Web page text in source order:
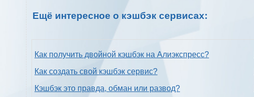
Ещё интересное о кэшбэк сервисах:
Как получить двойной кэшбэк на Алиэкспресс?
Как создать свой кэшбэк сервис?
Кэшбэк это правда, обман или развод?